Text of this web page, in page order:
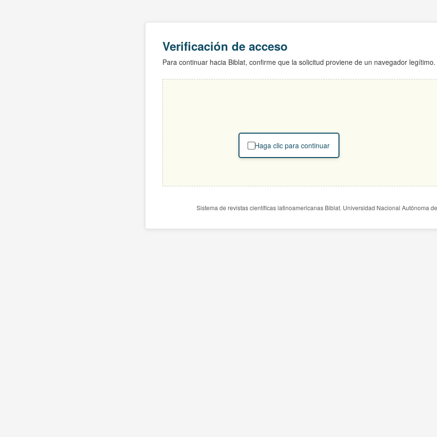
Verificación de acceso
Para continuar hacia Biblat, confirme que la solicitud proviene de un navegador legítimo.
Haga clic para continuar
Sistema de revistas científicas latinoamericanas Biblat. Universidad Nacional Autónoma